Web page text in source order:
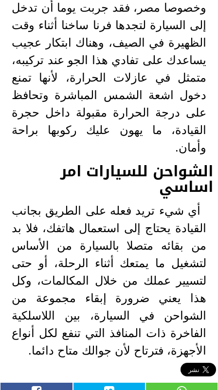
وخصوصا مصر، فقد جربت يوما أن تدخل
إلى السيارة لتجدها فرنا ساخنا أثناء وقت
الظهيرة في الصيف، وهناك ابتكار عجيب
يساعدك على تفادي هذا الجو عند تركيبه،
متمثل في عازلات الحرارة، لأنها تمنع
دخول اشعة الشمس المباشرة وتحافظ
على درجة الحرارة مقبولة داخل حجرة
القيادة، ما يهون عليك ركوبها براحة
وأمان.
الشواحن للسيارات امر
اساسي
أي شيء تريد فعله على الطريق بجانب
القيادة يحتاج إلى استعمال هاتفك، فلا بد
من بقائه متصلا بالسيارة من الأساس
لتشغيل ما يمتعك أثناء الرحلة، أو حتى
لتسيير عملك من خلال المكالمات، وكل
هذا يعني ضرورة إبقاء مجموعة من
الشواحن في السيارة، بين اللاسلكية
الفاخرة ذات المنافذ التي تنفع لكل أنواع
الأجهزة، فترتاح لأن جوالك متاح دائما.